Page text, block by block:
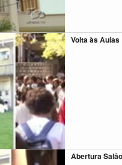
Volta às Aulas
Abertura